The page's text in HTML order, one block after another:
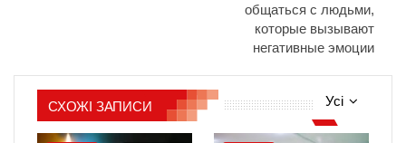
общаться с людьми,
которые вызывают
негативные эмоции
Усі
СХОЖІ ЗАПИСИ